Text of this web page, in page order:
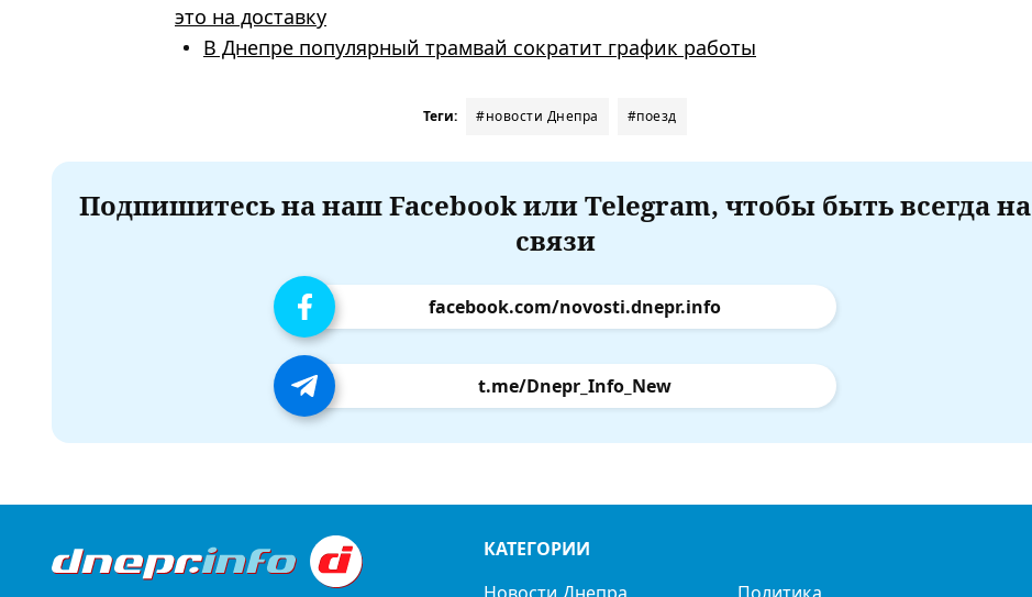
это на доставку
В Днепре популярный трамвай сократит график работы
Теги: #новости Днепра #поезд
Подпишитесь на наш Facebook или Telegram, чтобы быть всегда на
связи
facebook.com/novosti.dnepr.info
t.me/Dnepr_Info_New
КАТЕГОРИИ